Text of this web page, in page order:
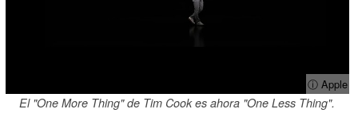
ⓘ Apple
El "One More Thing" de Tim Cook es ahora "One Less Thing".